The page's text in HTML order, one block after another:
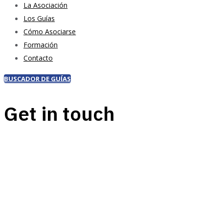
La Asociación
Los Guías
Cómo Asociarse
Formación
Contacto
BUSCADOR DE GUÍAS
Get in touch